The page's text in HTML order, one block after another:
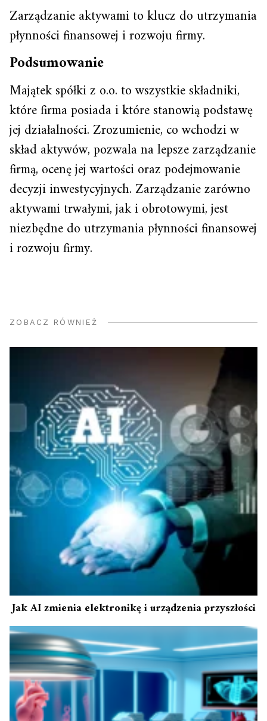
Zarządzanie aktywami to klucz do utrzymania
płynności finansowej i rozwoju firmy.
Podsumowanie
Majątek spółki z o.o. to wszystkie składniki,
które firma posiada i które stanowią podstawę
jej działalności. Zrozumienie, co wchodzi w
skład aktywów, pozwala na lepsze zarządzanie
firmą, ocenę jej wartości oraz podejmowanie
decyzji inwestycyjnych. Zarządzanie zarówno
aktywami trwałymi, jak i obrotowymi, jest
niezbędne do utrzymania płynności finansowej
i rozwoju firmy.
ZOBACZ RÓWNIEŻ
Jak AI zmienia elektronikę i urządzenia przyszłości